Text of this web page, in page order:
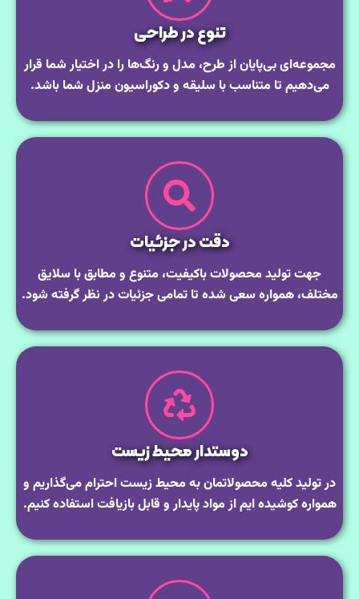
تنوع در طراحی
مجموعه‌ای بی‌پایان از طرح‌، مدل و رنگ‌ها را در اختیار شما قرار
می‌دهیم تا متناسب با سلیقه و دکوراسیون منزل شما باشد.
دقت در جزئیات
جهت تولید محصولات باکیفیت، متنوع و مطابق با سلایق
مختلف، همواره سعی شده تا تمامی جزئیات در نظر گرفته شود.
دوستدار محیط زیست
در تولید کلیه محصولاتمان به محیط زیست احترام می‌گذاریم و
همواره کوشیده ایم از مواد پایدار و قابل بازیافت استفاده کنیم.